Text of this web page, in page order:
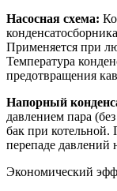
Насосная схема:
Применяется при
Температура
предотвращения
Напорный
давлением пара
бак при котельной.
перепаде
Экономический